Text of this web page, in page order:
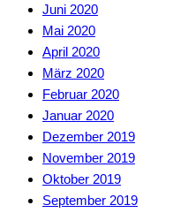
Juni 2020
Mai 2020
April 2020
März 2020
Februar 2020
Januar 2020
Dezember 2019
November 2019
Oktober 2019
September 2019